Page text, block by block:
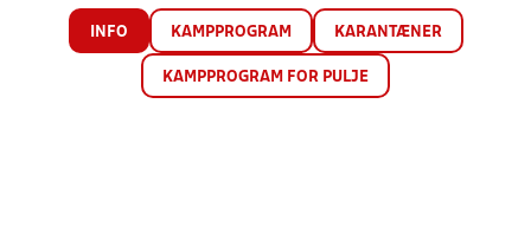
INFO KAMPPROGRAM KARANTÆNER
KAMPPROGRAM FOR PULJE